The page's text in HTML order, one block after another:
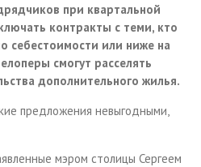
при квартальной
контракты с теми, кто
себестоимости или ниже на
смогут расселять
дополнительного жилья.
предложения невыгодными,
мэром столицы Сергеем